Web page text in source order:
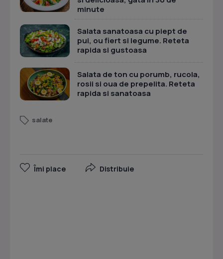
minute
Salata sanatoasa cu piept de
pui, ou fiert si legume. Reteta
rapida si gustoasa
Salata de ton cu porumb, rucola,
rosii si oua de prepelita. Reteta
rapida si sanatoasa
salate
Îmi place Distribuie